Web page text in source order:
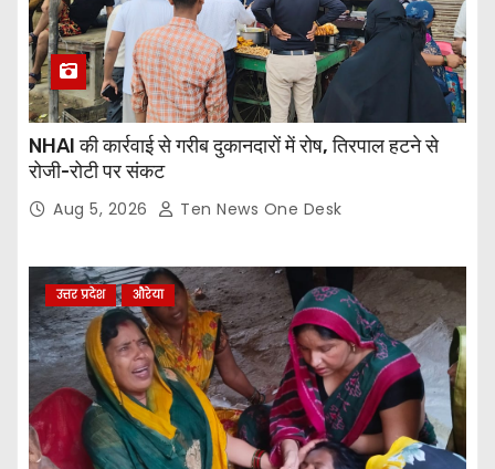
NHAI की कार्रवाई से गरीब दुकानदारों में रोष, तिरपाल हटने से
रोजी-रोटी पर संकट
Aug 5, 2026 Ten News One Desk
उत्तर प्रदेश औरेया